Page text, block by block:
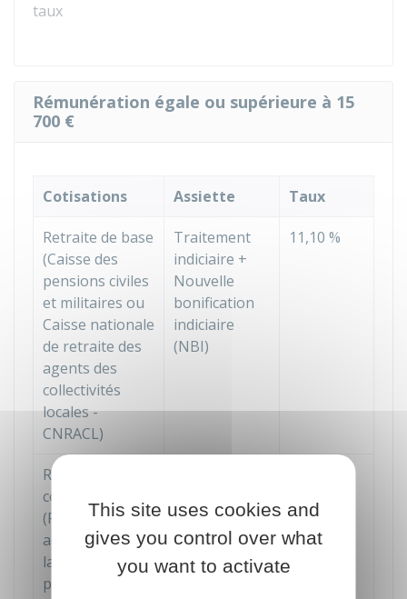
taux
Rémunération égale ou supérieure à 15
700 €
Cotisations Assiette Taux
Retraite de base
(Caisse des
pensions civiles
et militaires ou
Caisse nationale
de retraite des
agents des
collectivités
locales -
CNRACL)
Traitement
indiciaire +
Nouvelle
bonification
indiciaire
(NBI)
11,10 %
Retraite
complémentaire
(Retraite
additionnelle de
la fonction
publique - RAFP)
Supplément
familial de
traitement
This site uses cookies and
gives you control over what
you want to activate